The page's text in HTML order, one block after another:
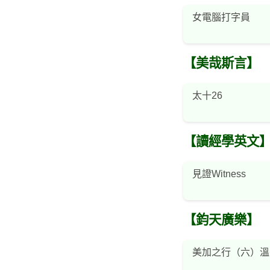
女電腦打字員
【美哉斯言】
太十26
【讀經學英文
見證Witness
【鈞天廣樂】
美加之行（六）